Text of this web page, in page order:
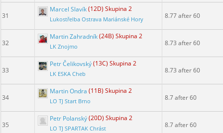
31
Marcel Slavík(12D) Skupina 2
Lukostřelba Ostrava Mariánské Hory 8.77 after 60
32
Martin Zahradník(24B) Skupina 2
LK Znojmo 8.73 after 60
33
Petr Čelikovský(13C) Skupina 2
LK ESKA Cheb 8.73 after 60
34
Martin Ondra (11B) Skupina 2
LO TJ Start Brno 8.7 after 60
35
Petr Polanský(20D) Skupina 2
LO TJ SPARTAK Chrást 8.7 after 60